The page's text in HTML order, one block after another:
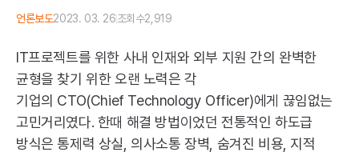
언론보도2023. 03. 26조회수2,919
IT프로젝트를 위한 사내 인재와 외부 지원 간의 완벽한
균형을 찾기 위한 오랜 노력은 각
기업의 CTO(Chief Technology Officer)에게 끊임없는
고민거리였다. 한때 해결 방법이었던 전통적인 하도급
방식은 통제력 상실, 의사소통 장벽, 숨겨진 비용, 지적